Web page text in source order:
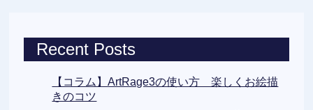
Recent Posts
【コラム】ArtRage3の使い方 楽しくお絵描
きのコツ